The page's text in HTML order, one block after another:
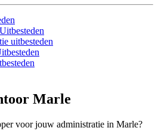
uitbesteden
Marle
voor jouw administratie in Marle?